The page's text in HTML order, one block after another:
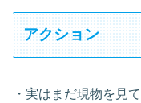
アクション
・実はまだ現物を見